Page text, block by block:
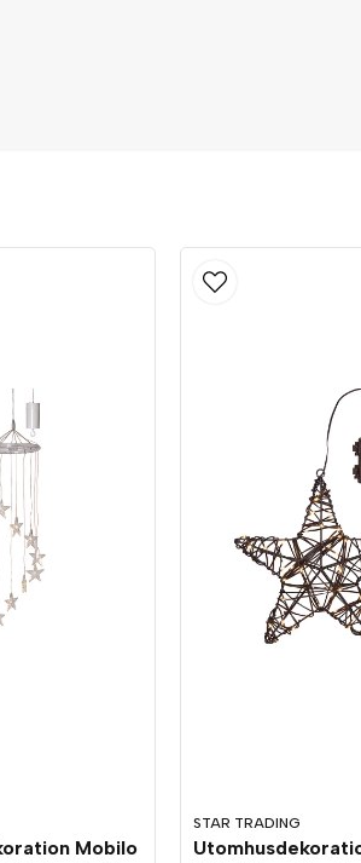
Mobilo
STAR TRADING